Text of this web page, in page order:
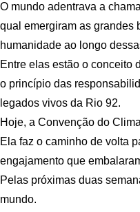
O mundo adentrava a
qual emergiram as grandes
humanidade ao longo
Entre elas estão o conceito
o princípio das
legados vivos da Rio 92.
Hoje, a Convenção do
Ela faz o caminho de volta
engajamento que
Pelas próximas duas
mundo.